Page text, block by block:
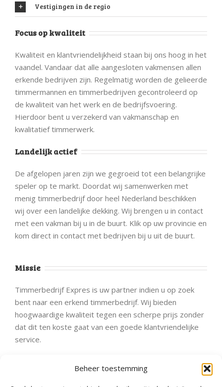
Beheer toestemming
Vestigingen in de regio
Focus op kwaliteit
Kwaliteit en klantvriendelijkheid staan bij ons hoog in het
vaandel. Vandaar dat alle aangesloten vakmensen allen
erkende bedrijven zijn. Regelmatig worden de gelieerde
timmermannen en timmerbedrijven gecontroleerd op
de kwaliteit van het werk en de bedrijfsvoering.
Hierdoor bent u verzekerd van vakmanschap en
kwalitatief timmerwerk.
Landelijk actief
De afgelopen jaren zijn we gegroeid tot een belangrijke
speler op te markt. Doordat wij samenwerken met
menig timmerbedrijf door heel Nederland beschikken
wij over een landelijke dekking. Wij brengen u in contact
met een vakman bij u in de buurt. Klik op uw provincie en
kom direct in contact met bedrijven bij u uit de buurt.
Missie
Timmerbedrijf Expres is uw partner indien u op zoek
bent naar een erkend timmerbedrijf. Wij bieden
hoogwaardige kwaliteit tegen een scherpe prijs zonder
dat dit ten koste gaat van een goede klantvriendelijke
service.
Landelijke dekking